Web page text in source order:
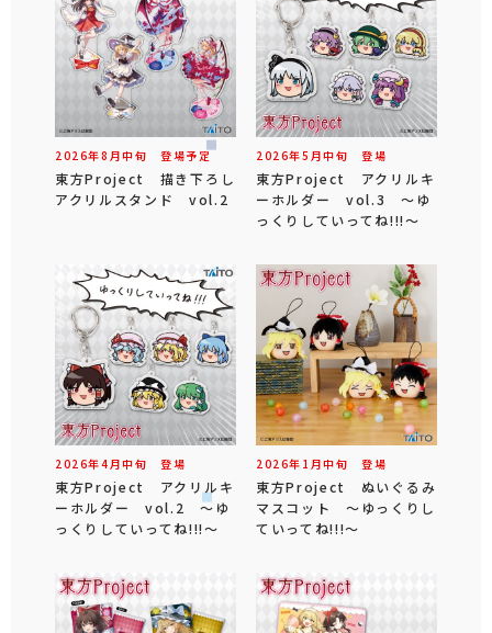
2026年8 月中旬 登場予定
東方Project 描き下ろし
アクリルスタンド vol.2
2026年5 月中旬 登場
東方Project アクリルキ
ーホルダー vol.3 ～ゆ
っくりしていってね!!!～
2026年4 月中旬 登場
東方Project アクリルキ
ーホルダー vol.2 ～ゆ
っくりしていってね!!!～
2026年 1 月中旬 登場
東方Project ぬいぐるみ
マスコット ～ゆっくりし
ていってね!!!～